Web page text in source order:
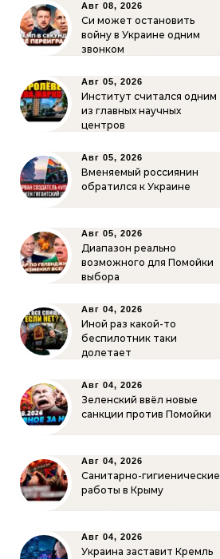
Авг 08, 2026
Си может остановить
войну в Украине одним
звонком
Авг 05, 2026
Институт считался одним
из главных научных
центров
Авг 05, 2026
Вменяемый россиянин
обратился к Украине
Авг 05, 2026
Диапазон реально
возможного для Помойки
выбора
Авг 04, 2026
Иной раз какой-то
беспилотник таки
долетает
Авг 04, 2026
Зеленский ввёл новые
санкции против Помойки
Авг 04, 2026
Санитарно-гигиенические
работы в Крыму
Авг 04, 2026
Украина заставит Кремль